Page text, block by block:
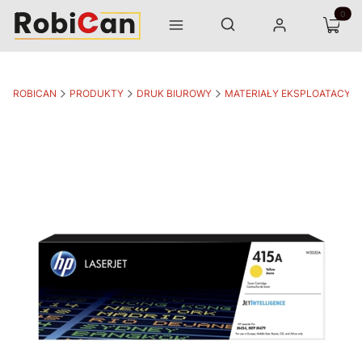
Menu Otwórz wyszukiwarkę
Szukaj Zaloguj się Koszyk
ROBICAN PRODUKTY DRUK BIUROWY MATERIAŁY